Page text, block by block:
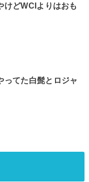
けどWCIよりはおも
ってた白髭とロジャ